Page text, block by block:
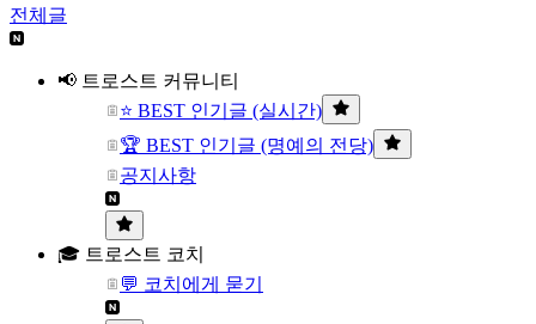
전체글
📢 트로스트 커뮤니티
⭐ BEST 인기글 (실시간)
🏆 BEST 인기글 (명예의 전당)
공지사항
🎓 트로스트 코치
💬 코치에게 묻기